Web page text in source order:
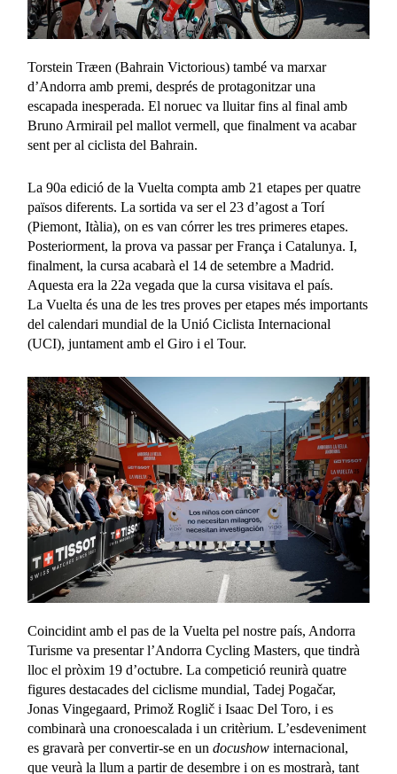
Torstein Træen (Bahrain Victorious) també va marxar
d’Andorra amb premi, després de protagonitzar una
escapada inesperada. El noruec va lluitar fins al final amb
Bruno Armirail pel mallot vermell, que finalment va acabar
sent per al ciclista del Bahrain.
La 90a edició de la Vuelta compta amb 21 etapes per quatre
països diferents. La sortida va ser el 23 d’agost a Torí
(Piemont, Itàlia), on es van córrer les tres primeres etapes.
Posteriorment, la prova va passar per França i Catalunya. I,
finalment, la cursa acabarà el 14 de setembre a Madrid.
Aquesta era la 22a vegada que la cursa visitava el país.
La Vuelta és una de les tres proves per etapes més importants
del calendari mundial de la Unió Ciclista Internacional
(UCI), juntament amb el Giro i el Tour.
Coincidint amb el pas de la Vuelta pel nostre país, Andorra
Turisme va presentar l’Andorra Cycling Masters, que tindrà
lloc el pròxim 19 d’octubre. La competició reunirà quatre
figures destacades del ciclisme mundial, Tadej Pogačar,
Jonas Vingegaard, Primož Roglič i Isaac Del Toro, i es
combinarà una cronoescalada i un critèrium. L’esdeveniment
es gravarà per convertir-se en undocushow internacional,
que veurà la llum a partir de desembre i on es mostrarà, tant